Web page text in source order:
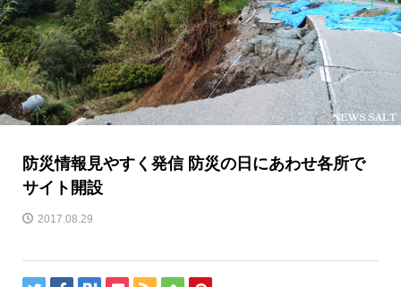
防災情報見やすく発信 防災の日にあわせ各所で
サイト開設
2017.08.29